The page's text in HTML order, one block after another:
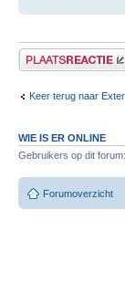
Plaats een reactie
Keer terug naar
WIE IS ER ONLINE
Gebruikers op dit
Forumoverzicht